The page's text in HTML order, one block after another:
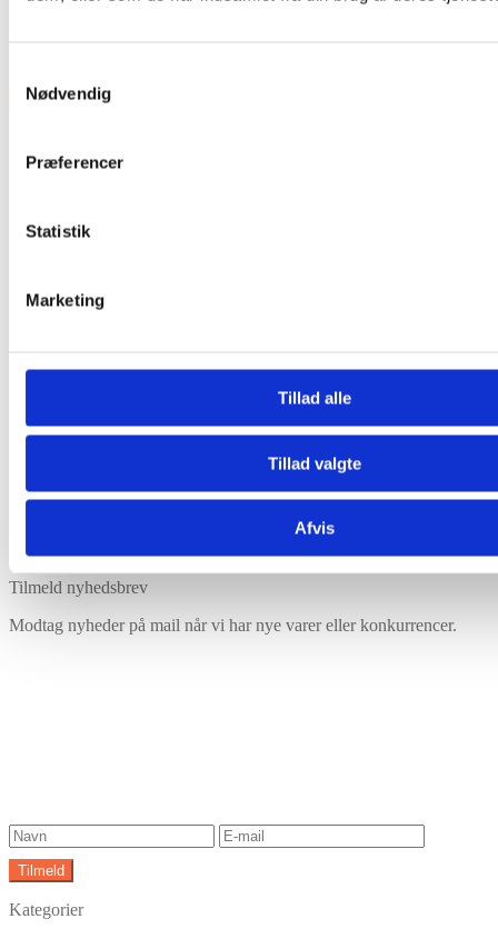
Nødvendig
Præferencer
Statistik
Marketing
Tillad alle
Tillad valgte
Afvis
Har du husket tilbehør?
Tilmeld nyhedsbrev
Modtag nyheder på mail når vi har nye varer eller konkurrencer.
Kategorier